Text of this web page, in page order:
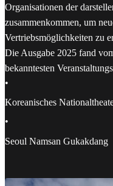
Organisationen der
zusammenkommen, um
Vertriebsmöglichkeiten zu
Die Ausgabe 2025 fand
bekanntesten
•
Koreanisches
•
Seoul Namsan Gukakdang